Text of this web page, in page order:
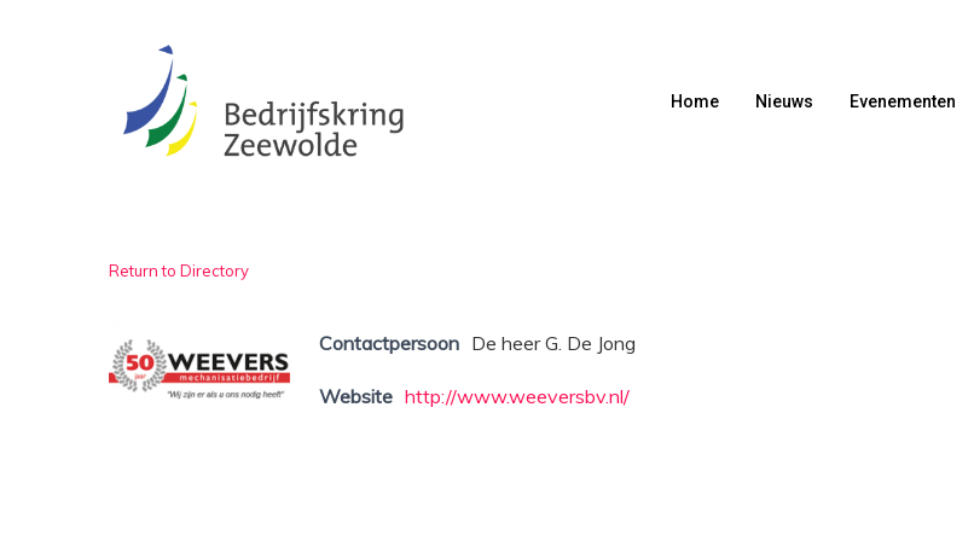
Home Nieuws Evenementen
Return to Directory
Contactpersoon De heer G. De Jong
Website http://www.weeversbv.nl/